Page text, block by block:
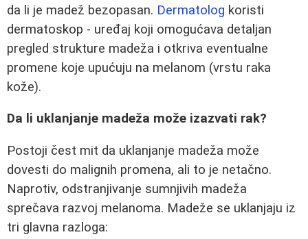
da li je madež bezopasan. Dermatolog koristi
dermatoskop - uređaj koji omogućava detaljan
pregled strukture madeža i otkriva eventualne
promene koje upućuju na melanom (vrstu raka
kože).
Da li uklanjanje madeža može izazvati rak?
Postoji čest mit da uklanjanje madeža može
dovesti do malignih promena, ali to je netačno.
Naprotiv, odstranjivanje sumnjivih madeža
sprečava razvoj melanoma. Madeže se uklanjaju iz
tri glavna razloga: